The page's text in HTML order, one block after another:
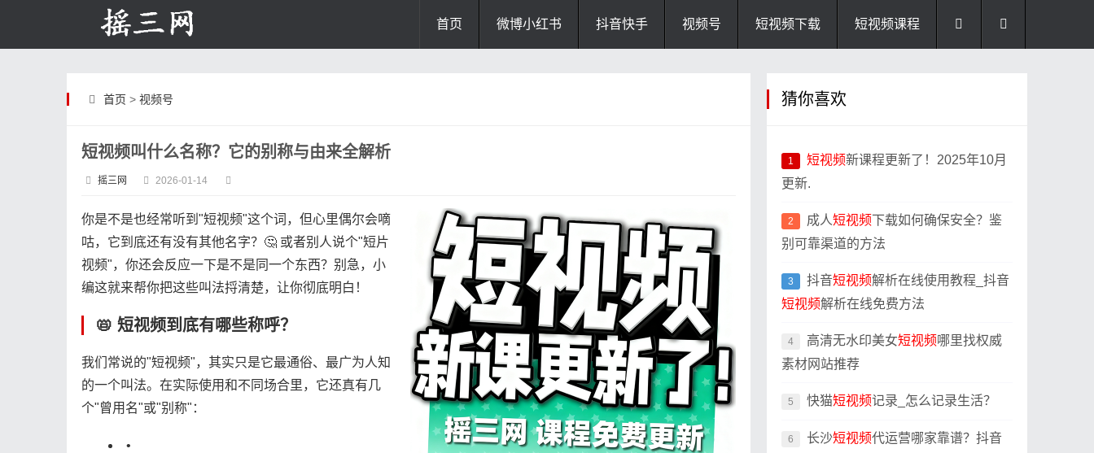
首页 微博小红书 抖音快手 视频号 短视频下载 短视频课程
首页 > 视频号
短视频叫什么名称？它的别称与由来全解析
摇三网 2026-01-14
你是不是也经常听到"短视频"这个词，但心里偶尔会嘀
咕，它到底还有没有其他名字？🤔 或者别人说个"短片
视频"，你还会反应一下是不是同一个东西？别急，小
编这就来帮你把这些叫法捋清楚，让你彻底明白！
📛 短视频到底有哪些称呼？
我们常说的"短视频"，其实只是它最通俗、最广为人知
的一个叫法。在实际使用和不同场合里，它还真有几
个"曾用名"或"别称"：
•
猜你喜欢
1 短视频新课程更新了！2025年10月
更新.
2 成人短视频下载如何确保安全？鉴
别可靠渠道的方法
3 抖音短视频解析在线使用教程_抖音
短视频解析在线免费方法
4 高清无水印美女短视频哪里找权威
素材网站推荐
5 快猫短视频记录_怎么记录生活？
6 长沙短视频代运营哪家靠谱？抖音